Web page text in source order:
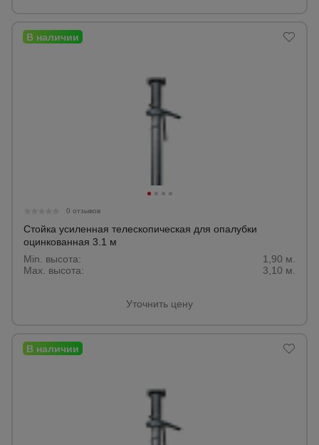
0 отзывов
Стойка усиленная телескопическая для опалубки
оцинкованная 3.1 м
Min. высота:
1,90 м.
Max. высота:
3,10 м.
Уточнить цену